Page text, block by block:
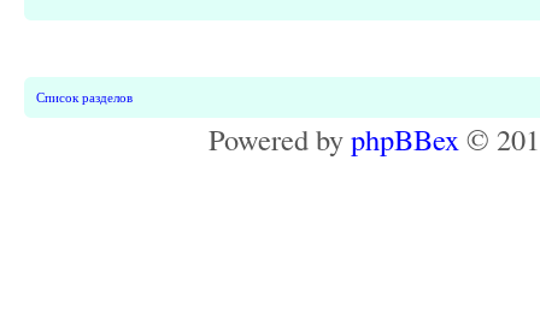
Список разделов
Powered byphpBBex ©